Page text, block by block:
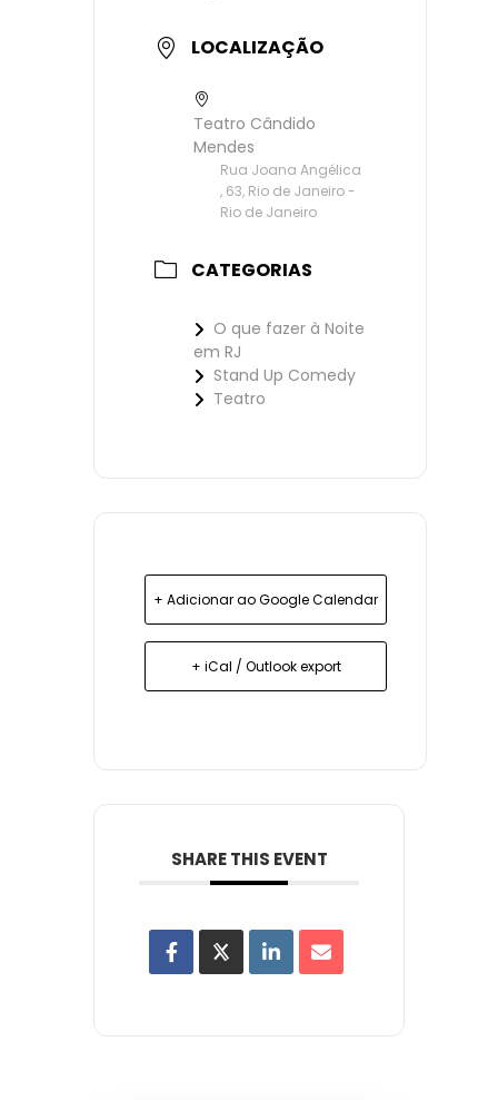
LOCALIZAÇÃO
Teatro Cândido
Mendes
Rua Joana Angélica
, 63, Rio de Janeiro -
Rio de Janeiro
CATEGORIAS
O que fazer à Noite
em RJ
Stand Up Comedy
Teatro
+ Adicionar ao Google Calendar
+ iCal / Outlook export
SHARE THIS EVENT